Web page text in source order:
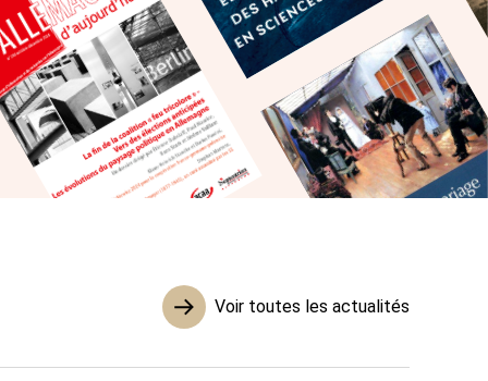
Voir toutes les actualités